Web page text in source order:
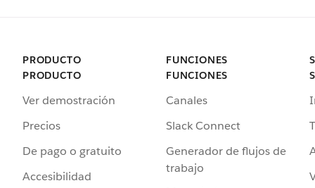
PRODUCTO
PRODUCTO
Ver demostración
Precios
De pago o gratuito
Accesibilidad
FUNCIONES
FUNCIONES
Canales
Slack Connect
Generador de flujos de
trabajo